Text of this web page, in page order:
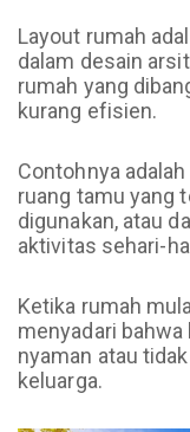
Layout rumah
dalam desain
rumah yang
kurang efisien.
Contohnya
ruang tamu yang
digunakan, atau
aktivitas sehari-
Ketika rumah
menyadari
nyaman atau
keluarga.